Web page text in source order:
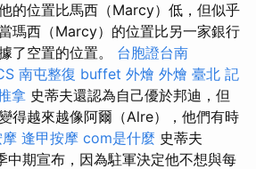
的位置比馬西（Marcy）低，但似乎
瑪西（Marcy）的位置比另一家銀行
了空置的位置。 台胞證台南
南屯整復 buffet 外燴 外燴 臺北 記
拿 史蒂夫還認為自己優於邦迪，但
得越來越像阿爾（Alre），他們有時
逢甲按摩 com是什麼 史蒂夫
中期宣布，因為駐軍決定他不想與每